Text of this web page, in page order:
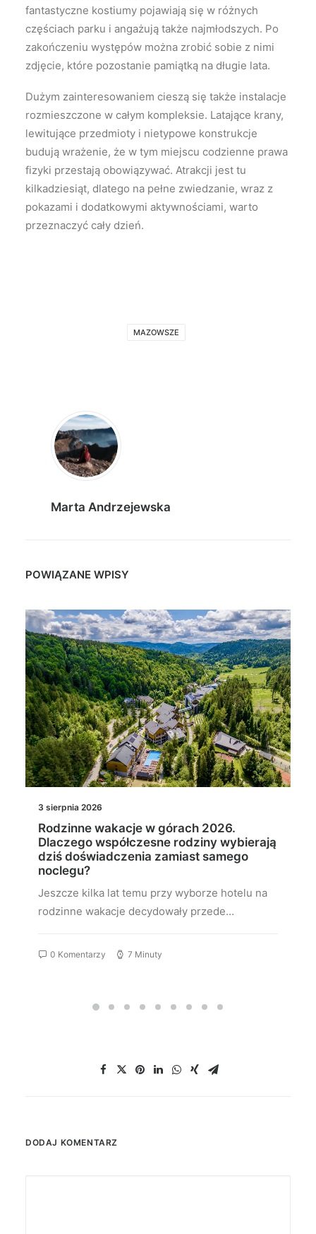
fantastyczne kostiumy pojawiają się w różnych
częściach parku i angażują także najmłodszych. Po
zakończeniu występów można zrobić sobie z nimi
zdjęcie, które pozostanie pamiątką na długie lata.
Dużym zainteresowaniem cieszą się także instalacje
rozmieszczone w całym kompleksie. Latające krany,
lewitujące przedmioty i nietypowe konstrukcje
budują wrażenie, że w tym miejscu codzienne prawa
fizyki przestają obowiązywać. Atrakcji jest tu
kilkadziesiąt, dlatego na pełne zwiedzanie, wraz z
pokazami i dodatkowymi aktywnościami, warto
przeznaczyć cały dzień.
MAZOWSZE
Marta Andrzejewska
POWIĄZANE WPISY
3 sierpnia 2026
Rodzinne wakacje w górach 2026.
Dlaczego współczesne rodziny wybierają
dziś doświadczenia zamiast samego
noclegu?
Jeszcze kilka lat temu przy wyborze hotelu na
rodzinne wakacje decydowały przede…
0 Komentarzy 7 Minuty
DODAJ KOMENTARZ